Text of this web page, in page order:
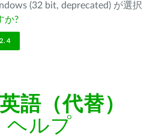
(32 bit, deprecated) が選択
か?
英語（代替）
ヘルプ